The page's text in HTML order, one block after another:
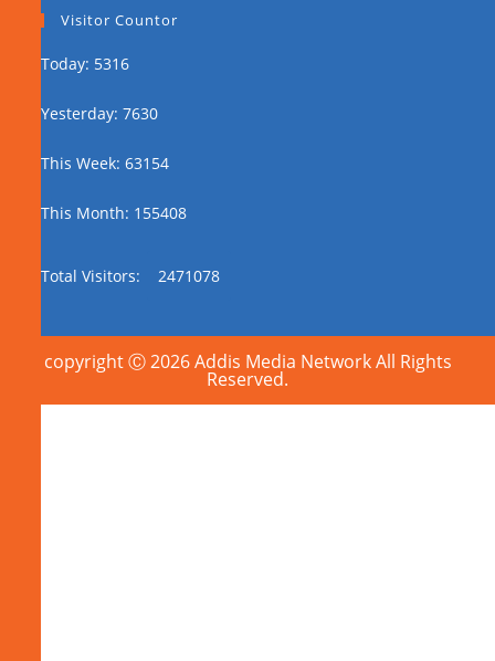
Visitor Countor
Today: 5316
Yesterday: 7630
This Week: 63154
This Month: 155408
Total Visitors: 2471078
copyright Ⓒ 2026 Addis Media Network All Rights
Reserved.